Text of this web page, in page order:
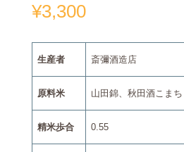
¥3,300
生産者 斎彌酒造店
原料米 山田錦、秋田酒こまち
精米歩合 0.55